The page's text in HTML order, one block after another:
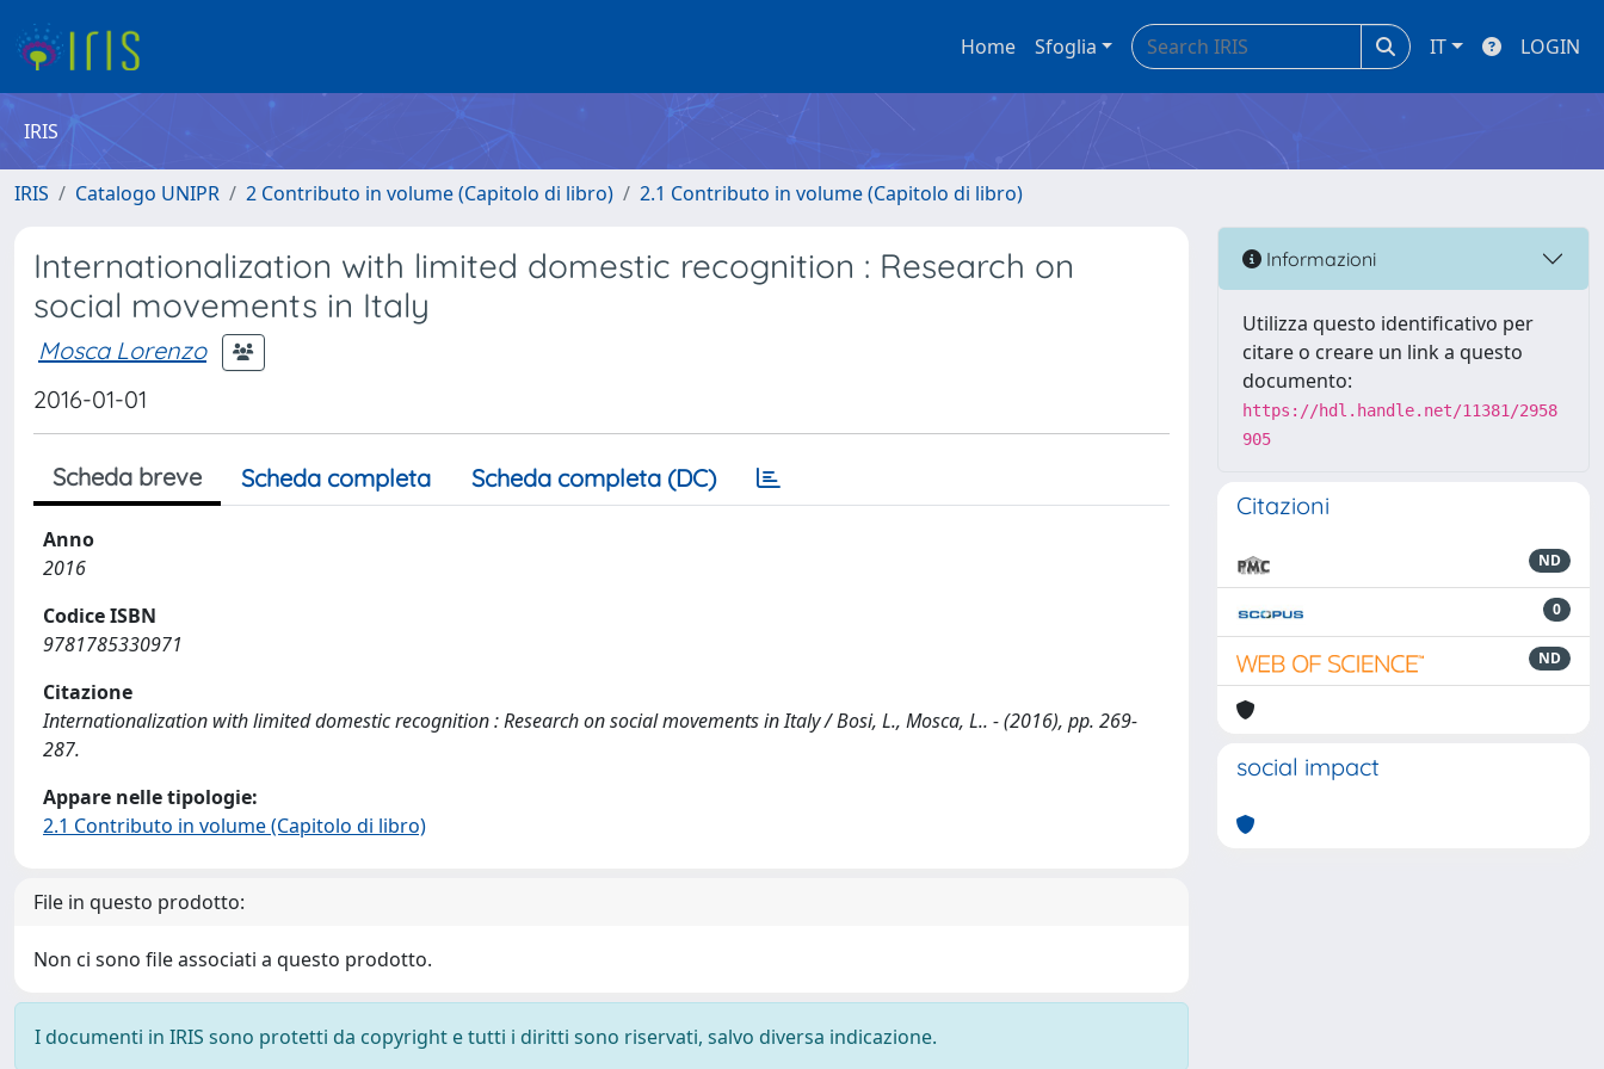
Home Sfoglia IT LOGIN
IRIS
IRIS Catalogo UNIPR 2 Contributo in volume (Capitolo di libro) 2.1 Contributo in volume (Capitolo di libro)
Internationalization with limited domestic recognition : Research on
social movements in Italy
Mosca Lorenzo
2016-01-01
Scheda breve Scheda completa Scheda completa (DC)
Anno
2016
Codice ISBN
9781785330971
Citazione
Internationalization with limited domestic recognition : Research on social movements in Italy / Bosi, L., Mosca, L.. - (2016), pp. 269-
287.
Appare nelle tipologie:
2.1 Contributo in volume (Capitolo di libro)
File in questo prodotto:
Non ci sono file associati a questo prodotto.
I documenti in IRIS sono protetti da copyright e tutti i diritti sono riservati, salvo diversa indicazione.
Informazioni
Utilizza questo identificativo per
citare o creare un link a questo
documento:
https://hdl.handle.net/11381/2958
905
Citazioni
ND
0
ND
social impact